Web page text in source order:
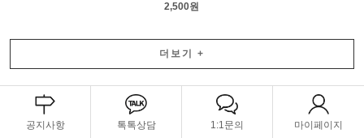
2,500원
더보기 +
공지사항 톡톡상담 1:1문의 마이페이지